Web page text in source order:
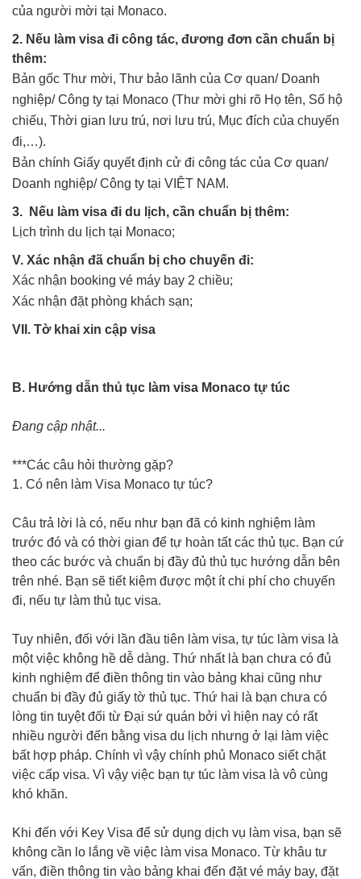
của người mời tại Monaco.
2. Nếu làm visa đi công tác, đương đơn cần chuẩn bị
thêm:
Bản gốc Thư mời, Thư bảo lãnh của Cơ quan/ Doanh
nghiệp/ Công ty tại Monaco (Thư mời ghi rõ Họ tên, Số hộ
chiếu, Thời gian lưu trú, nơi lưu trú, Mục đích của chuyến
đi,…).
Bản chính Giấy quyết định cử đi công tác của Cơ quan/
Doanh nghiệp/ Công ty tại VIỆT NAM.
3. Nếu làm visa đi du lịch, cần chuẩn bị thêm:
Lịch trình du lịch tại Monaco;
V. Xác nhận đã chuẩn bị cho chuyến đi:
Xác nhận booking vé máy bay 2 chiều;
Xác nhận đặt phòng khách sạn;
VII. Tờ khai xin cập visa
B. Hướng dẫn thủ tục làm visa Monaco tự túc
Đang cập nhật...
***Các câu hỏi thường gặp?
1. Có nên làm Visa Monaco tự túc?
Câu trả lời là có, nếu như bạn đã có kinh nghiệm làm
trước đó và có thời gian để tự hoàn tất các thủ tục. Bạn cứ
theo các bước và chuẩn bị đầy đủ thủ tục hướng dẫn bên
trên nhé. Bạn sẽ tiết kiệm được một ít chi phí cho chuyến
đi, nếu tự làm thủ tục visa.
Tuy nhiên, đối với lần đầu tiên làm visa, tự túc làm visa là
một việc không hề dễ dàng. Thứ nhất là bạn chưa có đủ
kinh nghiệm để điền thông tin vào bảng khai cũng như
chuẩn bị đầy đủ giấy tờ thủ tục. Thứ hai là bạn chưa có
lòng tin tuyệt đối từ Đại sứ quán bởi vì hiện nay có rất
nhiều người đến bằng visa du lịch nhưng ở lại làm việc
bất hợp pháp. Chính vì vậy chính phủ Monaco siết chặt
việc cấp visa. Vì vậy việc bạn tự túc làm visa là vô cùng
khó khăn.
Khi đến với Key Visa để sử dụng dịch vụ làm visa, bạn sẽ
không cần lo lắng về việc làm visa Monaco. Từ khâu tư
vấn, điền thông tin vào bảng khai đến đặt vé máy bay, đặt